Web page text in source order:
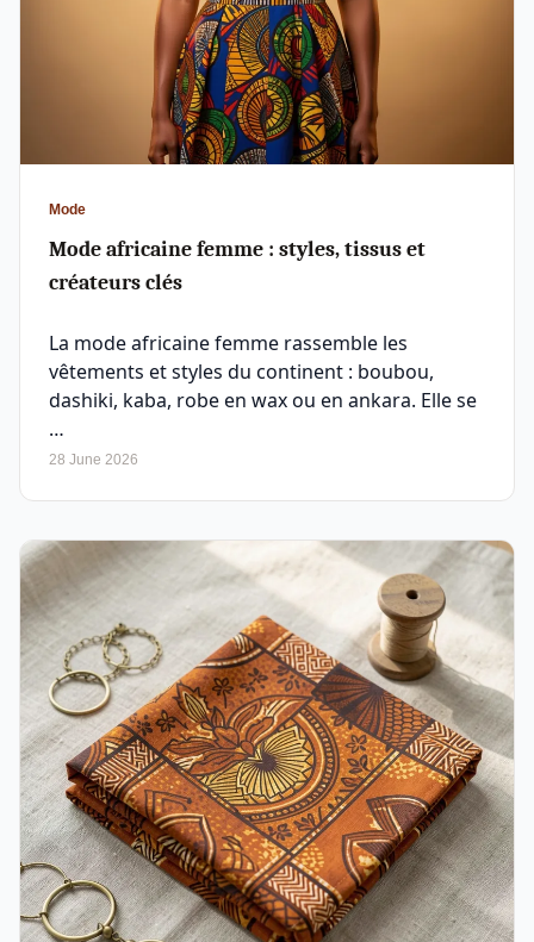
Mode
Mode africaine femme : styles, tissus et
créateurs clés
La mode africaine femme rassemble les
vêtements et styles du continent : boubou,
dashiki, kaba, robe en wax ou en ankara. Elle se
…
28 June 2026